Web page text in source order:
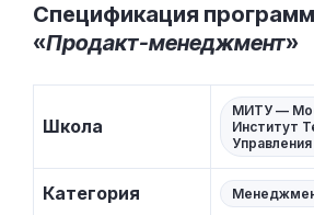
Спецификация
«Продакт-менеджмент»
Школа
МИТУ —
Институт
Управления
Категория